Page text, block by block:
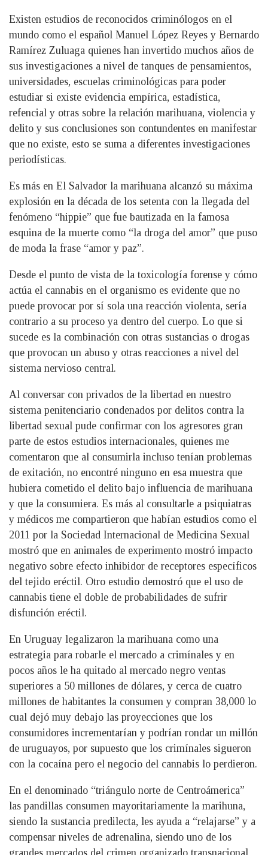
Existen estudios de reconocidos criminólogos en el
mundo como el español Manuel López Reyes y Bernardo
Ramírez Zuluaga quienes han invertido muchos años de
sus investigaciones a nivel de tanques de pensamientos,
universidades, escuelas criminológicas para poder
estudiar si existe evidencia empírica, estadística,
refencial y otras sobre la relación marihuana, violencia y
delito y sus conclusiones son contundentes en manifestar
que no existe, esto se suma a diferentes investigaciones
periodísticas.
Es más en El Salvador la marihuana alcanzó su máxima
explosión en la década de los setenta con la llegada del
fenómeno “hippie” que fue bautizada en la famosa
esquina de la muerte como “la droga del amor” que puso
de moda la frase “amor y paz”.
Desde el punto de vista de la toxicología forense y cómo
actúa el cannabis en el organismo es evidente que no
puede provocar por sí sola una reacción violenta, sería
contrario a su proceso ya dentro del cuerpo. Lo que si
sucede es la combinación con otras sustancias o drogas
que provocan un abuso y otras reacciones a nivel del
sistema nervioso central.
Al conversar con privados de la libertad en nuestro
sistema penitenciario condenados por delitos contra la
libertad sexual pude confirmar con los agresores gran
parte de estos estudios internacionales, quienes me
comentaron que al consumirla incluso tenían problemas
de exitación, no encontré ninguno en esa muestra que
hubiera cometido el delito bajo influencia de marihuana
y que la consumiera. Es más al consultarle a psiquiatras
y médicos me compartieron que habían estudios como el
2011 por la Sociedad Internacional de Medicina Sexual
mostró que en animales de experimento mostró impacto
negativo sobre efecto inhibidor de receptores específicos
del tejido eréctil. Otro estudio demostró que el uso de
cannabis tiene el doble de probabilidades de sufrir
disfunción eréctil.
En Uruguay legalizaron la marihuana como una
estrategia para robarle el mercado a crimínales y en
pocos años le ha quitado al mercado negro ventas
superiores a 50 millones de dólares, y cerca de cuatro
millones de habitantes la consumen y compran 38,000 lo
cual dejó muy debajo las proyecciones que los
consumidores incrementarían y podrían rondar un millón
de uruguayos, por supuesto que los crimínales sigueron
con la cocaína pero el negocio del cannabis lo perdieron.
En el denominado “triángulo norte de Centroámerica”
las pandillas consumen mayoritariamente la marihuna,
siendo la sustancia predilecta, les ayuda a “relajarse” y a
compensar niveles de adrenalina, siendo uno de los